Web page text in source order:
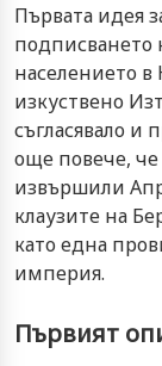
Първата идея
подписването
населението
изкуствено
съгласявало и
още повече, че
извършили
клаузите на
като една
империя.
Първият